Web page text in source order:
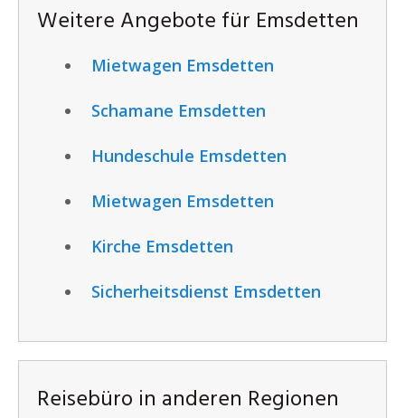
Weitere Angebote für Emsdetten
Mietwagen Emsdetten
Schamane Emsdetten
Hundeschule Emsdetten
Mietwagen Emsdetten
Kirche Emsdetten
Sicherheitsdienst Emsdetten
Reisebüro in anderen Regionen